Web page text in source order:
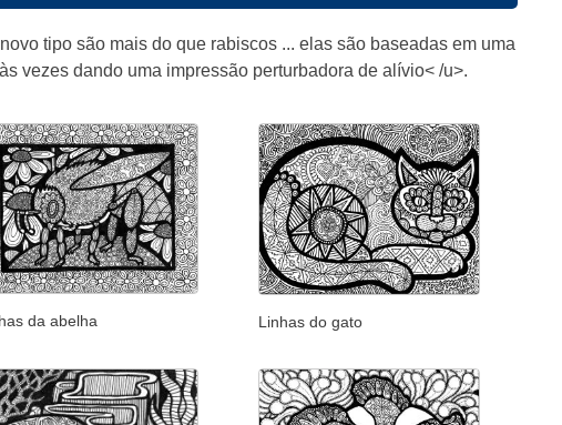
tipo são mais do que rabiscos ... elas são baseadas em uma
vezes dando uma impressão perturbadora de alívio< /u>.
da abelha Linhas do gato